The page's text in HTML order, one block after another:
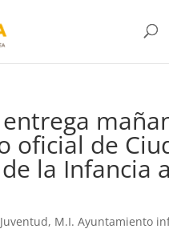
oficial de
la Infancia a
Juventud, M.I. Ayuntamiento